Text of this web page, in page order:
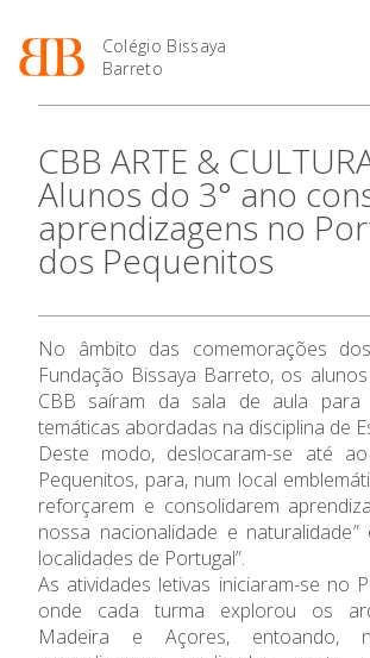
Colégio Bissaya
Barreto
O Colégio
Projeto Educativo
Organização
Colaboradores Docentes
Colaboradores Não
Ofertas de emprego
Regulamentos
Jornal “O Coreto”
Privacidade
Oferta
Enriquecimento Curricular
Oferta Curricular
Atividades Extracurriculares
Serviços
Letiva
Academia de Línguas
Ensino
Profissionais
Matrículas
Horários e Manuais
Curso de Técnico de
Curso de Técnico/a de Apoio
à Família e à Comunidade
Ofertas de Emprego
Ano Letivo
2027
Calendários
Portal do Professor
Portal do Aluno/Encarregado
SIGE
Secretariado de Exames
Admissão
Informações
CBB ARTE &
Alunos do 3° ano
aprendizagens no
dos Pequenitos
No âmbito das comemorações
Fundação Bissaya Barreto, os
CBB saíram da sala de aula para
temáticas abordadas na disciplina de
Deste modo, deslocaram-se até
Pequenitos, para, num local
reforçarem e consolidarem
nossa nacionalidade e naturalidade”
localidades de Portugal”.
As atividades letivas iniciaram-se no
onde cada turma explorou os
Madeira e Açores, entoando,